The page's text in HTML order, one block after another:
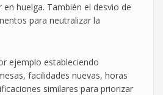
huelga. También el desvio de
para neutralizar la
ejemplo estableciendo
facilidades nuevas, horas
similares para priorizar